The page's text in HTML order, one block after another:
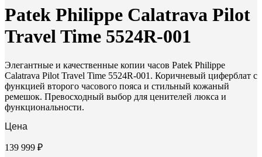
Patek Philippe Calatrava Pilot
Travel Time 5524R-001
Элегантные и качественные копии часов Patek Philippe
Calatrava Pilot Travel Time 5524R-001. Коричневый циферблат с
функцией второго часового пояса и стильный кожаный
ремешок. Превосходный выбор для ценителей люкса и
функциональности.
Цена
139 999 ₽